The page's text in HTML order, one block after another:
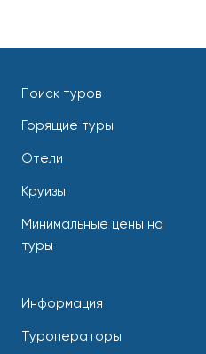
Поиск туров
Горящие туры
Отели
Круизы
Минимальные цены на
туры
Информация
Туроператоры